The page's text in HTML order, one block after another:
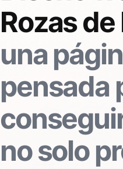
Rozas
una
pensada
no solo